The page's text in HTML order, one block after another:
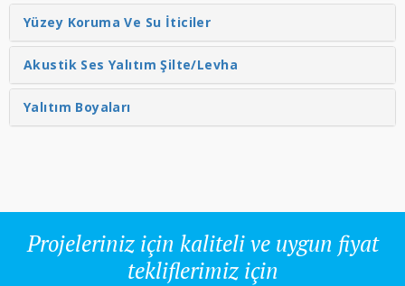
Yüzey Koruma Ve Su İticiler
Akustik Ses Yalıtım Şilte/Levha
Yalıtım Boyaları
Projeleriniz için kaliteli ve uygun fiyat
tekliflerimiz için